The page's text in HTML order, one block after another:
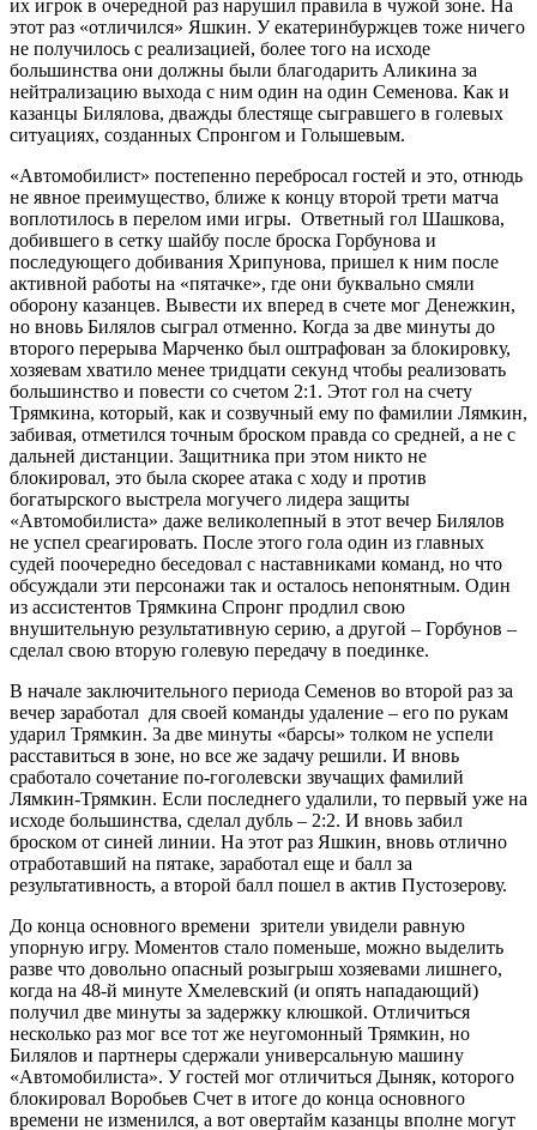
их игрок в очередной раз нарушил правила в чужой зоне. На
этот раз «отличился» Яшкин. У екатеринбуржцев тоже ничего
не получилось с реализацией, более того на исходе
большинства они должны были благодарить Аликина за
нейтрализацию выхода с ним один на один Семенова. Как и
казанцы Билялова, дважды блестяще сыгравшего в голевых
ситуациях, созданных Спронгом и Голышевым.
«Автомобилист» постепенно перебросал гостей и это, отнюдь
не явное преимущество, ближе к концу второй трети матча
воплотилось в перелом ими игры. Ответный гол Шашкова,
добившего в сетку шайбу после броска Горбунова и
последующего добивания Хрипунова, пришел к ним после
активной работы на «пятачке», где они буквально смяли
оборону казанцев. Вывести их вперед в счете мог Денежкин,
но вновь Билялов сыграл отменно. Когда за две минуты до
второго перерыва Марченко был оштрафован за блокировку,
хозяевам хватило менее тридцати секунд чтобы реализовать
большинство и повести со счетом 2:1. Этот гол на счету
Трямкина, который, как и созвучный ему по фамилии Лямкин,
забивая, отметился точным броском правда со средней, а не с
дальней дистанции. Защитника при этом никто не
блокировал, это была скорее атака с ходу и против
богатырского выстрела могучего лидера защиты
«Автомобилиста» даже великолепный в этот вечер Билялов
не успел среагировать. После этого гола один из главных
судей поочередно беседовал с наставниками команд, но что
обсуждали эти персонажи так и осталось непонятным. Один
из ассистентов Трямкина Спронг продлил свою
внушительную результативную серию, а другой – Горбунов –
сделал свою вторую голевую передачу в поединке.
В начале заключительного периода Семенов во второй раз за
вечер заработал для своей команды удаление – его по рукам
ударил Трямкин. За две минуты «барсы» толком не успели
расставиться в зоне, но все же задачу решили. И вновь
сработало сочетание по-гоголевски звучащих фамилий
Лямкин-Трямкин. Если последнего удалили, то первый уже на
исходе большинства, сделал дубль – 2:2. И вновь забил
броском от синей линии. На этот раз Яшкин, вновь отлично
отработавший на пятаке, заработал еще и балл за
результативность, а второй балл пошел в актив Пустозерову.
До конца основного времени зрители увидели равную
упорную игру. Моментов стало поменьше, можно выделить
разве что довольно опасный розыгрыш хозяевами лишнего,
когда на 48-й минуте Хмелевский (и опять нападающий)
получил две минуты за задержку клюшкой. Отличиться
несколько раз мог все тот же неугомонный Трямкин, но
Билялов и партнеры сдержали универсальную машину
«Автомобилиста». У гостей мог отличиться Дыняк, которого
блокировал Воробьев Счет в итоге до конца основного
времени не изменился, а вот овертайм казанцы вполне могут